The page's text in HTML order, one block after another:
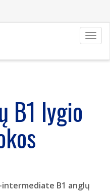
B1 lygio
B1 anglų